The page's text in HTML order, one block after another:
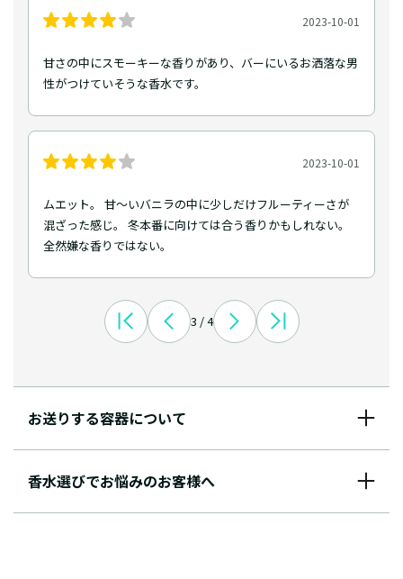
2023-10-01
甘さの中にスモーキーな香りがあり、バーにいるお洒落な男
性がつけていそうな香水です。
2023-10-01
ムエット。 甘〜いバニラの中に少しだけフルーティーさが
混ざった感じ。 冬本番に向けては合う香りかもしれない。
全然嫌な香りではない。
3 / 4
お送りする容器について
香水選びでお悩みのお客様へ